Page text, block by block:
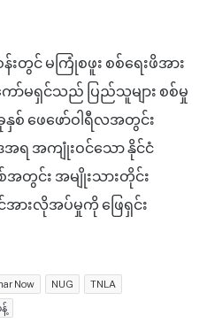
တွင် မကြုံစဖူး စစ်ရေးဖိအား
ာ်မရှင်သည် ပြည်သူများ စစ်မှု
စ် ဖေဖော်ဝါရီလအတွင်း
အကျုံးဝင်သော နိုင်ငံ
အတွင်း အမျိုးသားတိုင်း
င်အားလိုအပ်မှုကို ဖြေရှင်း
Now NUG
TNLA